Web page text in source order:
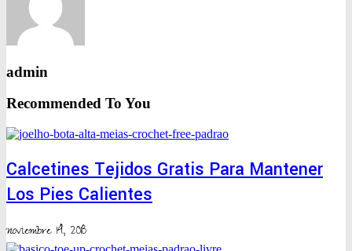
admin
Recommended To You
Calcetines Tejidos Gratis Para Mantener
Los Pies Calientes
noviembre 14, 2018